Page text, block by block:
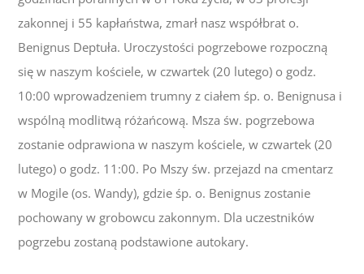
zakonnej i 55 kapłaństwa, zmarł nasz współbrat o.
Benignus Deptuła. Uroczystości pogrzebowe rozpoczną
się w naszym kościele, w czwartek (20 lutego) o godz.
10:00 wprowadzeniem trumny z ciałem śp. o. Benignusa i
wspólną modlitwą różańcową. Msza św. pogrzebowa
zostanie odprawiona w naszym kościele, w czwartek (20
lutego) o godz. 11:00. Po Mszy św. przejazd na cmentarz
w Mogile (os. Wandy), gdzie śp. o. Benignus zostanie
pochowany w grobowcu zakonnym. Dla uczestników
pogrzebu zostaną podstawione autokary.